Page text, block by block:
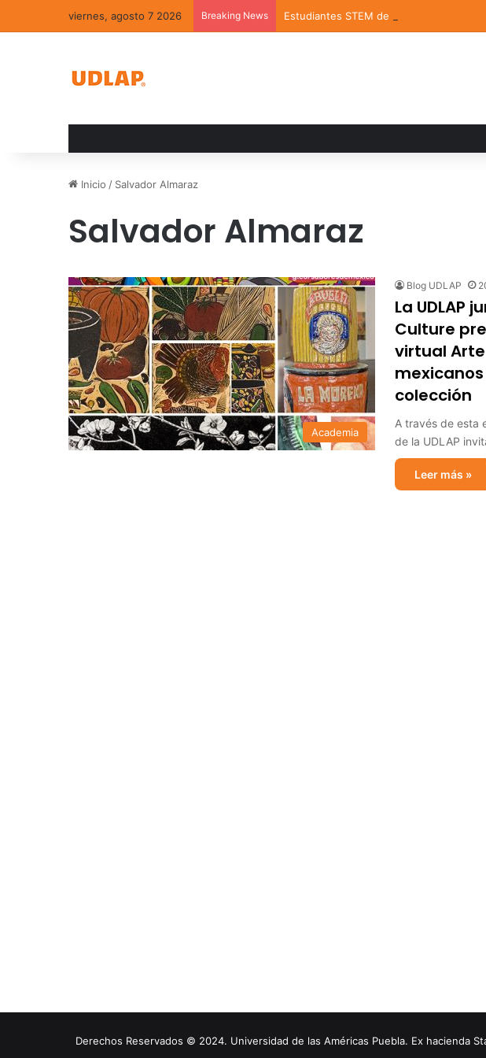
viernes, agosto 7 2026 Breaking News Estudiantes STEM de la UDLAP
Inicio / Salvador Almaraz
Salvador Almaraz
Academia
Blog UDLAP
La UDLAP
Culture
virtual
colección
A través de esta
de la UDLAP
Leer más »
Derechos Reservados © 2024. Universidad de las Américas Puebla. Ex hacienda